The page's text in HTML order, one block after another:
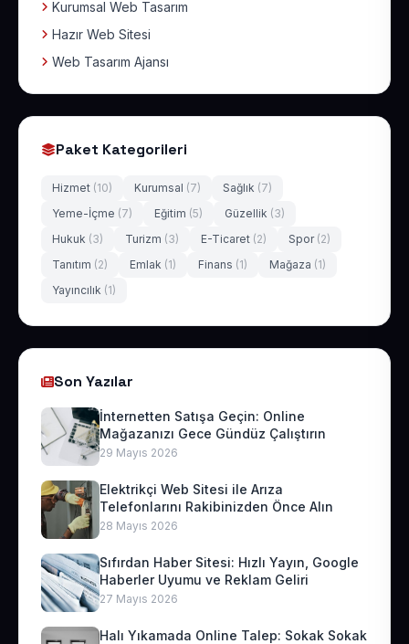
Kurumsal Web Tasarım
Hazır Web Sitesi
Web Tasarım Ajansı
Paket Kategorileri
Hizmet (10) Kurumsal (7) Sağlık (7)
Yeme-İçme (7) Eğitim (5) Güzellik (3)
Hukuk (3) Turizm (3) E-Ticaret (2) Spor (2)
Tanıtım (2) Emlak (1) Finans (1) Mağaza (1)
Yayıncılık (1)
Son Yazılar
İnternetten Satışa Geçin: Online
Mağazanızı Gece Gündüz Çalıştırın
29 Mayıs 2026
Elektrikçi Web Sitesi ile Arıza
Telefonlarını Rakibinizden Önce Alın
28 Mayıs 2026
Sıfırdan Haber Sitesi: Hızlı Yayın, Google
Haberler Uyumu ve Reklam Geliri
27 Mayıs 2026
Halı Yıkamada Online Talep: Sokak Sokak